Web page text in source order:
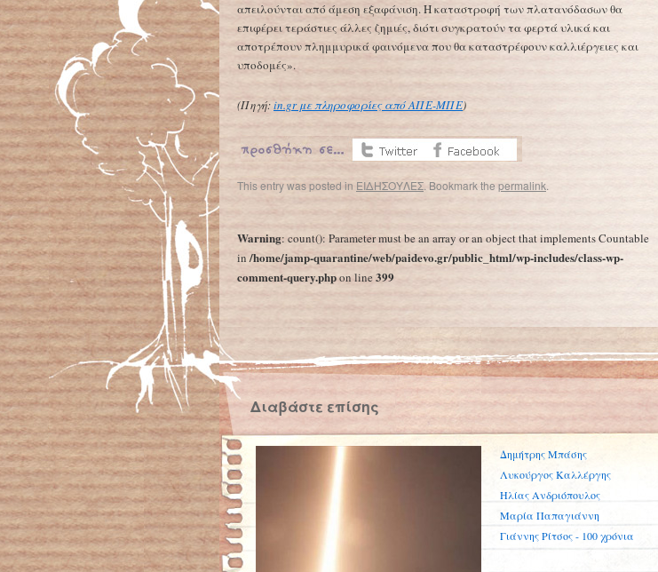
απειλούνται από άμεση εξαφάνιση. Η καταστροφή των πλατανόδασων θα
επιφέρει τεράστιες άλλες ζημιές, διότι συγκρατούν τα φερτά υλικά και
αποτρέπουν πλημμυρικά φαινόμενα που θα καταστρέφουν καλλιέργειες και
υποδομές».
(Πηγή:in.gr με πληροφορίες από ΑΠΕ-ΜΠΕ)
This entry was posted in ΕΙΔΗΣΟΥΛΕΣ. Bookmark the permalink.
Η ρύπανση του αέρα αυξάνει τους θανάτους από Covid-19 κατά 9% στην Ελλάδα
Warning: count(): Parameter must be an array or an object that implements Countable
in/home/jamp-quarantine/web/paidevo.gr/public_html/wp-includes/class-wp-
comment-query.phpon line399
Διαβάστε επίσης
Δημήτρης Μπάσης
Λυκούργος Καλλέργης
Ηλίας Ανδριόπουλος
Μαρία Παπαγιάννη
Γιάννης Ρίτσος - 100 χρόνια